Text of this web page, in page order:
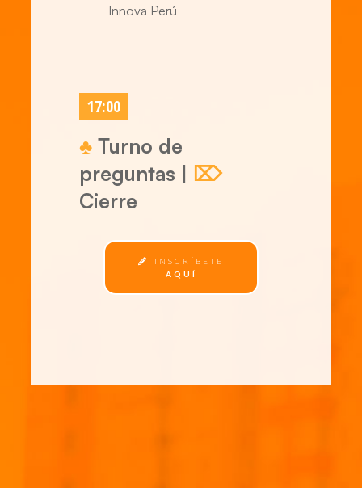
Innova Perú
17:00
♣ Turno de
preguntas |
⌦
Cierre
INSCRÍBETE
AQUÍ